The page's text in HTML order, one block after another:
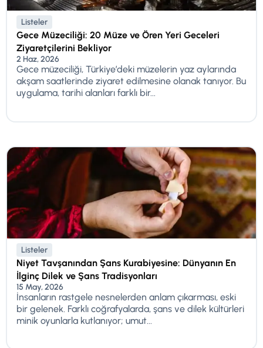
Listeler
Gece Müzeciliği: 20 Müze ve Ören Yeri Geceleri
Ziyaretçilerini Bekliyor
2 Haz, 2026
Gece müzeciliği, Türkiye’deki müzelerin yaz aylarında
akşam saatlerinde ziyaret edilmesine olanak tanıyor. Bu
uygulama, tarihi alanları farklı bir...
Listeler
Niyet Tavşanından Şans Kurabiyesine: Dünyanın En
İlginç Dilek ve Şans Tradisyonları
15 May, 2026
İnsanların rastgele nesnelerden anlam çıkarması, eski
bir gelenek. Farklı coğrafyalarda, şans ve dilek kültürleri
minik oyunlarla kutlanıyor; umut...